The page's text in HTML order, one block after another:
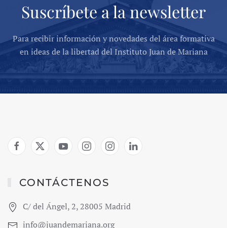
Suscríbete a la newsletter
Para recibir información y novedades del área formativa
en ideas de la libertad del Instituto Juan de Mariana
CONTÁCTENOS
C/ del Ángel, 2, 28005 Madrid
info@juandemariana.org